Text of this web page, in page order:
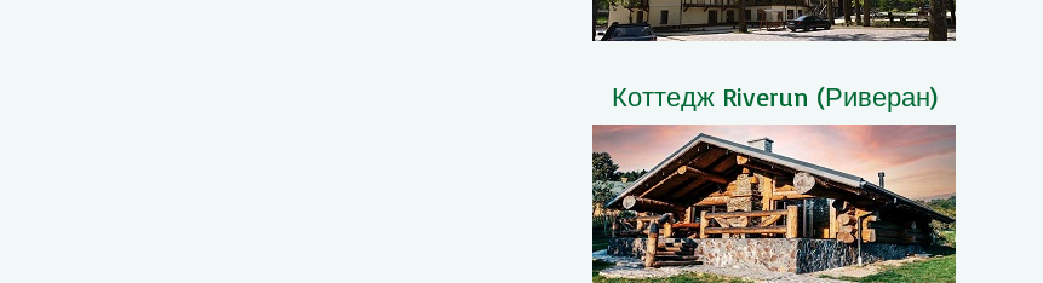
Коттедж Riverun (Риверан)